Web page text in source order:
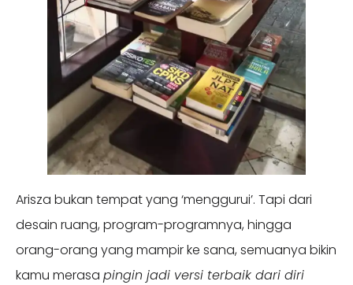
Arisza bukan tempat yang ‘menggurui’. Tapi dari
desain ruang, program-programnya, hingga
orang-orang yang mampir ke sana, semuanya bikin
kamu merasa pingin jadi versi terbaik dari diri